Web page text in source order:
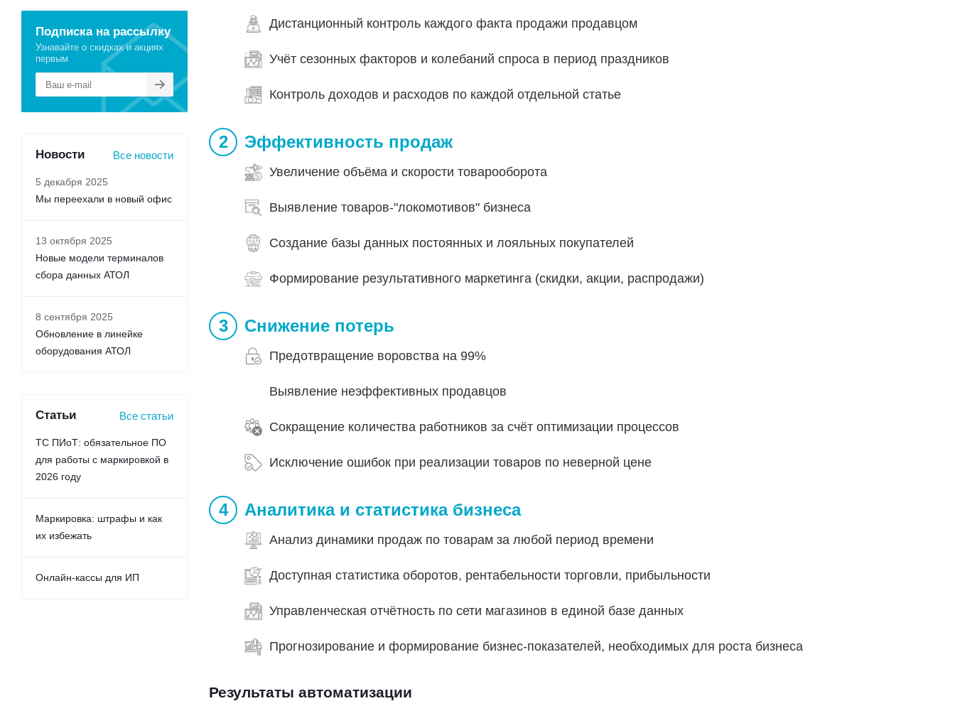
Дистанционный контроль каждого факта продажи продавцом
Учёт сезонных факторов и колебаний спроса в период праздников
Контроль доходов и расходов по каждой отдельной статье
Эффективность продаж
Увеличение объёма и скорости товарооборота
Выявление товаров-"локомотивов" бизнеса
Создание базы данных постоянных и лояльных покупателей
Формирование результативного маркетинга (скидки, акции, распродажи)
Снижение потерь
Предотвращение воровства на 99%
Выявление неэффективных продавцов
Сокращение количества работников за счёт оптимизации процессов
Исключение ошибок при реализации товаров по неверной цене
Аналитика и статистика бизнеса
Анализ динамики продаж по товарам за любой период времени
Доступная статистика оборотов, рентабельности торговли, прибыльности
Управленческая отчётность по сети магазинов в единой базе данных
Прогнозирование и формирование бизнес-показателей, необходимых для роста бизнеса
Результаты автоматизации
Подписка на рассылку
Узнавайте о скидках и акциях
первым
Новости Все новости
5 декабря 2025
Мы переехали в новый офис
13 октября 2025
Новые модели терминалов
сбора данных АТОЛ
8 сентября 2025
Обновление в линейке
оборудования АТОЛ
Статьи Все статьи
ТС ПИоТ: обязательное ПО
для работы с маркировкой в
2026 году
Маркировка: штрафы и как
их избежать
Онлайн-кассы для ИП